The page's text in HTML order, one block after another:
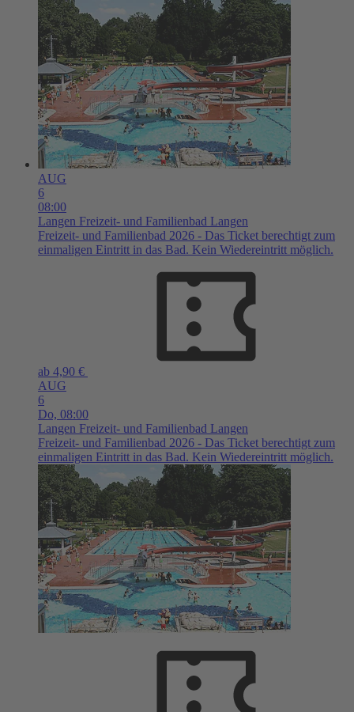
AUG
6
08:00
Langen Freizeit- und Familienbad Langen
Freizeit- und Familienbad 2026 - Das Ticket berechtigt zum
einmaligen Eintritt in das Bad. Kein Wiedereintritt möglich.
ab 4,90 €
AUG
6
Do, 08:00
Langen Freizeit- und Familienbad Langen
Freizeit- und Familienbad 2026 - Das Ticket berechtigt zum
einmaligen Eintritt in das Bad. Kein Wiedereintritt möglich.